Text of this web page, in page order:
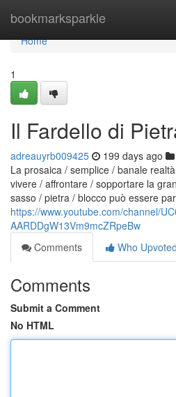
bookmarksparkle
Home
Home
1
Il Fardello di
adreauyrb009425 199 days ago
La prosaica / semplice / banale
vivere / affrontare / sopportare la
sasso / pietra / blocco può essere
https://www.youtube.com/channel/
AARDDgW13Vm9mcZRpeBw
Comments
Who Upvoted
Comments
Submit a Comment
No HTML